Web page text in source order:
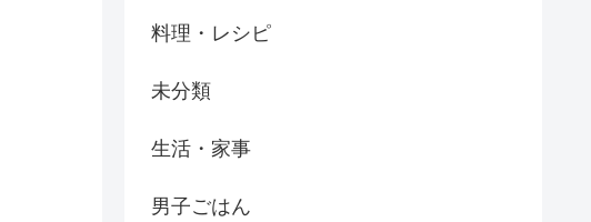
料理・レシピ
未分類
生活・家事
男子ごはん